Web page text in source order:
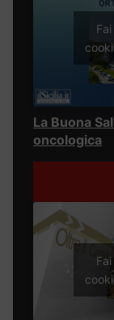
La Buona
oncologica